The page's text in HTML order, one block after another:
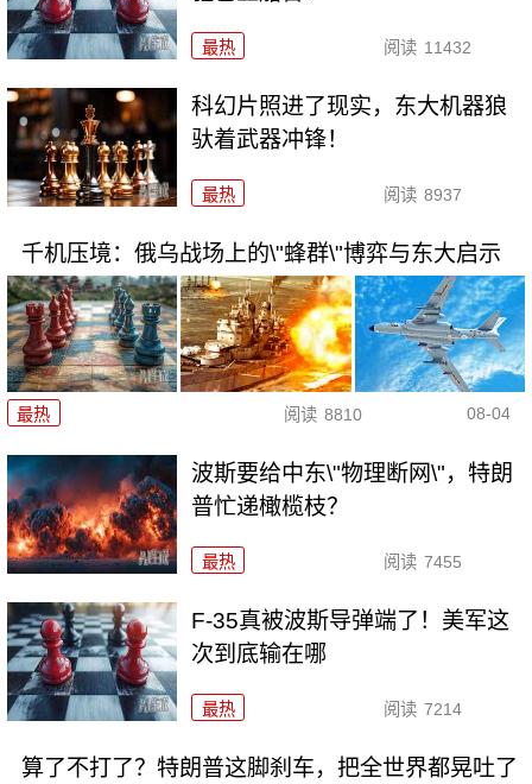
最热 阅读 11432
科幻片照进了现实，东大机器狼
驮着武器冲锋！
最热 阅读 8937
千机压境：俄乌战场上的\"蜂群\"博弈与东大启示
最热 阅读 8810 08-04
波斯要给中东\"物理断网\"，特朗
普忙递橄榄枝？
最热 阅读 7455
F-35真被波斯导弹端了！美军这
次到底输在哪
最热 阅读 7214
算了不打了？特朗普这脚刹车，把全世界都晃吐了